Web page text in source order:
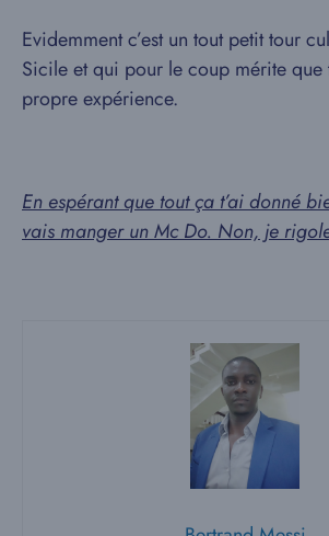
Evidemment c’est un tout petit tour
Sicile et qui pour le coup mérite que
propre expérience.
En espérant que tout ça t’ai donné
vais manger un Mc Do. Non, je